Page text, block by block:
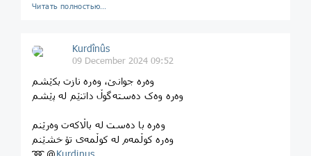
Читать полностью…
Kurdînûs
09 December 2024 09:52
وەرە جوانێ، وەرە نازت بکێشم
وەرە وەک دەستەگوڵ داتنێم لە پێشم
وەرە با دەست لە باڵاکەت وەرێنم
وەرە کوڵمەم لە کوڵمەی تۆ خشێنم